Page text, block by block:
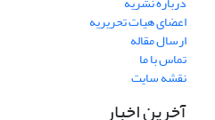
اعضای هیات تحریریه
ارسال مقاله
تماس با ما
نقشه سایت
آخرین اخبار